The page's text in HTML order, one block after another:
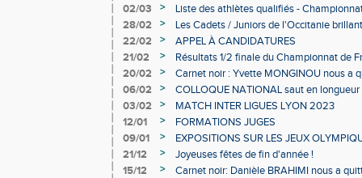
02/03
>
Liste des athlètes qualifiés -
Individuels en salle
28/02 >
Les Cadets / Juniors de l'Occitanie
22/02
>
APPEL À CANDIDATURES
21/02
>
Résultats 1/2 finale du Championnat de
20/02
>
Carnet noir : Yvette MONGINOU nous a
06/02
>
COLLOQUE NATIONAL saut en
03/02
>
MATCH INTER LIGUES LYON 2023
12/01
>
FORMATIONS JUGES
09/01
>
EXPOSITIONS SUR LES JEUX
21/12
>
Joyeuses fêtes de fin d'année !
15/12
>
Carnet noir: Danièle BRAHIMI nous a